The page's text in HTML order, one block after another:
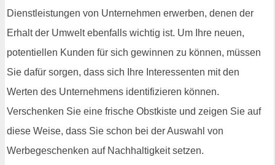
Dienstleistungen von Unternehmen erwerben, denen der
Erhalt der Umwelt ebenfalls wichtig ist. Um Ihre neuen,
potentiellen Kunden für sich gewinnen zu können, müssen
Sie dafür sorgen, dass sich Ihre Interessenten mit den
Werten des Unternehmens identifizieren können.
Verschenken Sie eine frische Obstkiste und zeigen Sie auf
diese Weise, dass Sie schon bei der Auswahl von
Werbegeschenken auf Nachhaltigkeit setzen.